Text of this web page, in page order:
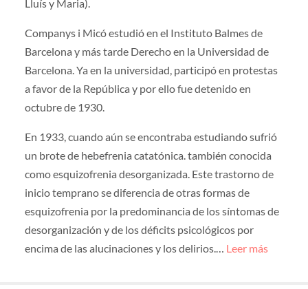
Lluís y Maria).
Companys i Micó estudió en el Instituto Balmes de
Barcelona y más tarde Derecho en la Universidad de
Barcelona. Ya en la universidad, participó en protestas
a favor de la República y por ello fue detenido en
octubre de 1930.
En 1933, cuando aún se encontraba estudiando sufrió
un brote de hebefrenia catatónica. también conocida
como esquizofrenia desorganizada. Este trastorno de
inicio temprano se diferencia de otras formas de
esquizofrenia por la predominancia de los síntomas de
desorganización y de los déficits psicológicos por
encima de las alucinaciones y los delirios.… Leer más